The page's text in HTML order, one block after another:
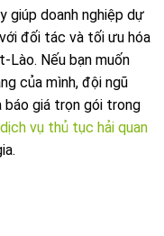
giúp doanh nghiệp dự
đối tác và tối ưu hóa
Nếu bạn muốn
của mình, đội ngũ
báo giá trọn gói trong
dịch vụ thủ tục hải quan